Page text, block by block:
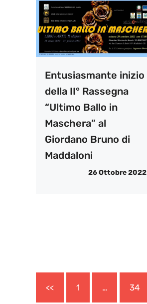
Entusiasmante inizio
della II° Rassegna
“Ultimo Ballo in
Maschera” al
Giordano Bruno di
Maddaloni
26 Ottobre 2022
<< 1 … 34